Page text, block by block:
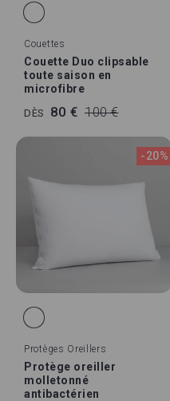
Couettes
Couette Duo clipsable
toute saison en
microfibre
DÈS 80 € 100 €
-20%
Protèges Oreillers
Protège oreiller
molletonné
antibactérien